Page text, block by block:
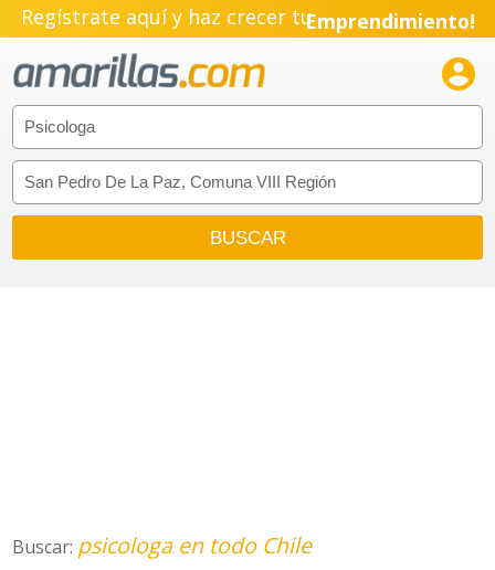
Regístrate aquí y haz crecer tuEmprendimiento!

Buscar: psicologa en todo Chile